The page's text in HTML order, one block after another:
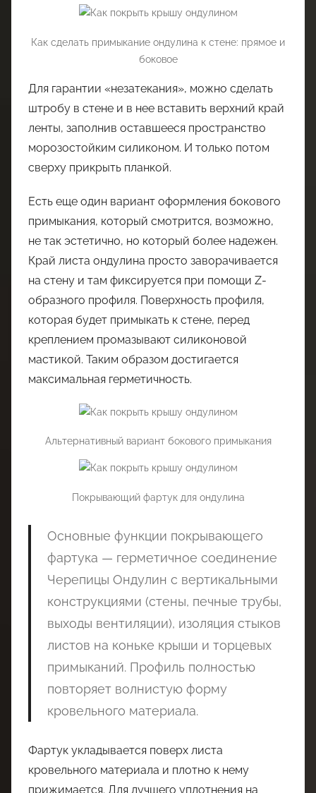
Как сделать примыкание ондулина к стене: прямое и
боковое
Для гарантии «незатекания», можно сделать
штробу в стене и в нее вставить верхний край
ленты, заполнив оставшееся пространство
морозостойким силиконом. И только потом
сверху прикрыть планкой.
Есть еще один вариант оформления бокового
примыкания, который смотрится, возможно,
не так эстетично, но который более надежен.
Край листа ондулина просто заворачивается
на стену и там фиксируется при помощи Z-
образного профиля. Поверхность профиля,
которая будет примыкать к стене, перед
креплением промазывают силиконовой
мастикой. Таким образом достигается
максимальная герметичность.
Альтернативный вариант бокового примыкания
Покрывающий фартук для ондулина
Основные функции покрывающего
фартука — герметичное соединение
Черепицы Ондулин с вертикальными
конструкциями (стены, печные трубы,
выходы вентиляции), изоляция стыков
листов на коньке крыши и торцевых
примыканий. Профиль полностью
повторяет волнистую форму
кровельного материала.
Фартук укладывается поверх листа
кровельного материала и плотно к нему
прижимается. Для лучшего уплотнения на